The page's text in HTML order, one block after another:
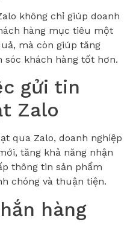
không chỉ giúp doanh
hàng mục tiêu một
mà còn giúp tăng
sóc khách hàng tốt hơn.
gửi tin
Zalo
qua Zalo, doanh nghiệp
tăng khả năng nhận
thông tin sản phẩm
chóng và thuận tiện.
hàng